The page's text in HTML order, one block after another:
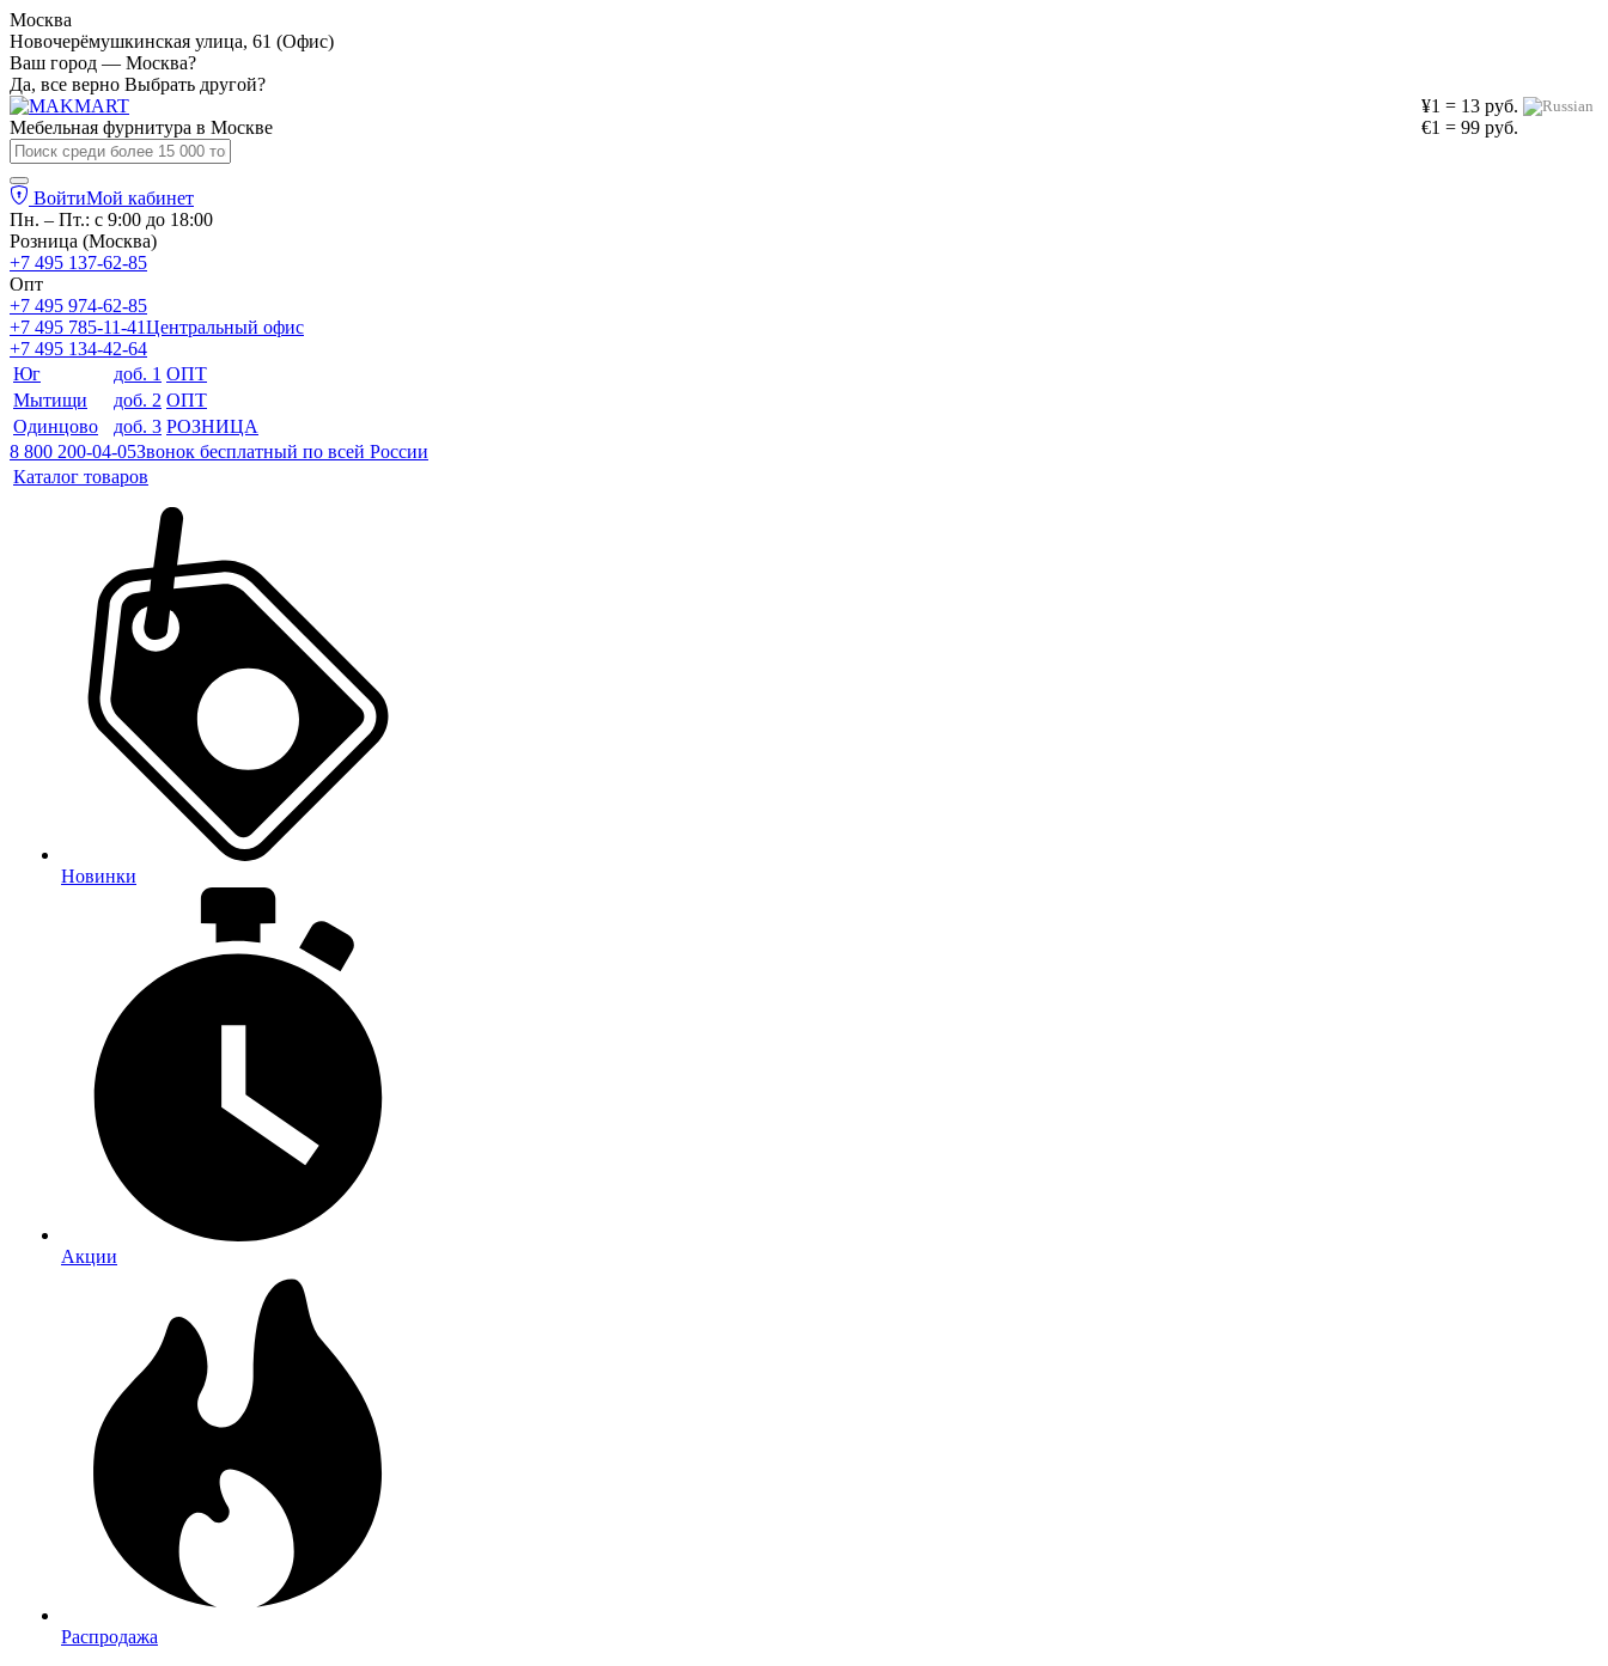
Москва
Новочерёмушкинская улица, 61 (Офис)
Ваш город — Москва?
Да, все верно Выбрать другой?
¥1 = 13 руб.
€1 = 99 руб.
Мебельная фурнитура в Москве
ВойтиМой кабинет
Пн. – Пт.: с 9:00 до 18:00
Розница (Москва)
+7 495 137-62-85
Опт
+7 495 974-62-85
+7 495 785-11-41Центральный офис
+7 495 134-42-64
Юг
доб. 1 ОПТ
Мытищи
доб. 2 ОПТ
Одинцово
доб. 3 РОЗНИЦА
8 800 200-04-05Звонок бесплатный по всей России
Каталог товаров
Новинки
Акции
Распродажа